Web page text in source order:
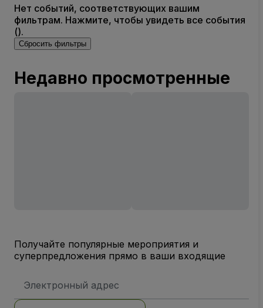
Нет событий, соответствующих вашим
фильтрам. Нажмите, чтобы увидеть все события
().
Сбросить фильтры
Недавно просмотренные
Получайте популярные мероприятия и
суперпредложения прямо в ваши входящие
электронной